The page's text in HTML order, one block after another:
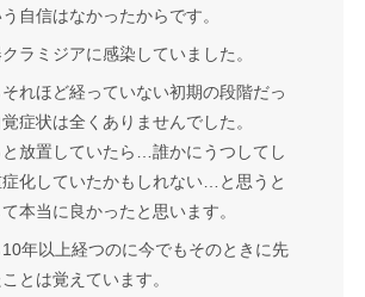
自信はなかったからです。
ラミジアに感染していました。
れほど経っていない初期の段階だっ
症状は全くありませんでした。
放置していたら…誰かにうつしてし
症化していたかもしれない…と思うと
本当に良かったと思います。
年以上経つのに今でもそのときに先
とは覚えています。